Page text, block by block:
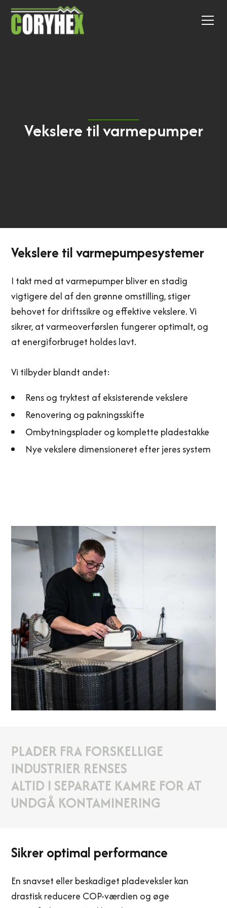
Vekslere til varmepumper
Vekslere til varmepumpesystemer
I takt med at varmepumper bliver en stadig
vigtigere del af den grønne omstilling, stiger
behovet for driftssikre og effektive vekslere. Vi
sikrer, at varmeoverførslen fungerer optimalt, og
at energiforbruget holdes lavt.
Vi tilbyder blandt andet:
Rens og tryktest af eksisterende vekslere
Renovering og pakningsskifte
Ombytningsplader og komplette pladestakke
Nye vekslere dimensioneret efter jeres system
PLADER FRA FORSKELLIGE
INDUSTRIER RENSES
ALTID I SEPARATE KAMRE FOR AT
UNDGÅ KONTAMINERING
Sikrer optimal performance
En snavset eller beskadiget pladeveksler kan
drastisk reducere COP-værdien og øge